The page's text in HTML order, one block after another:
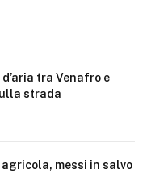
tra Venafro e
strada
messi in salvo